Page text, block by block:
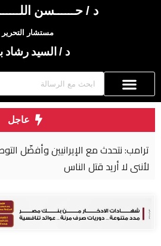
د / حــــــسن
مستشار التحرير
د / السيد رشاد
عاجل
ترامب: نتحدث مع الإيرانيين وأفضّل
لأنني لا أريد قتل الناس